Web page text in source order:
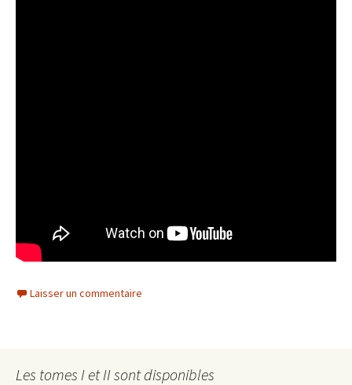
Laisser un commentaire
Les tomes I et II sont disponibles